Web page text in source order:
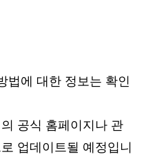
법에 대한 정보는 확인
공식 홈페이지나 관
업데이트될 예정입니